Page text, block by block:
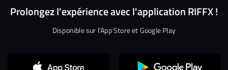
Prolongez l'expérience avec l'application RIFFX !
Disponible sur l'App Store et Google Play